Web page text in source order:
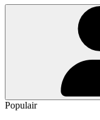
Populair